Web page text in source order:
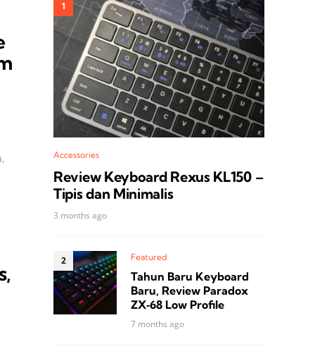
Accessories
Review Keyboard Rexus KL150 –
Tipis dan Minimalis
3 months ago
Featured
Tahun Baru Keyboard
Baru, Review Paradox
ZX‑68 Low Profile
7 months ago